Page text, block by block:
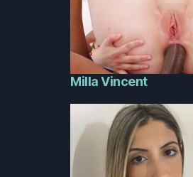
Milla Vincent